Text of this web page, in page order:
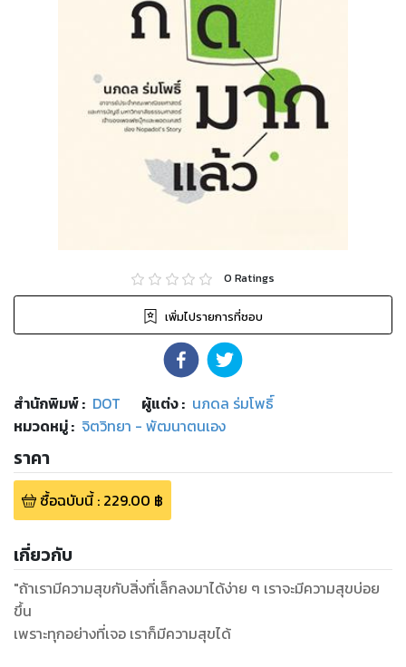
0 Ratings
เพิ่มไปรายการที่ชอบ
สำนักพิมพ์: DOT ผู้แต่ง : นภดล ร่มโพธิ์
หมวดหมู่: จิตวิทยา - พัฒนาตนเอง
ราคา
ซื้อฉบับนี้: 229.00 ฿
เกี่ยวกับ
"ถ้าเรามีความสุขกับสิ่งที่เล็กลงมาได้ง่าย ๆ เราจะมีความสุขบ่อย
ขึ้น
เพราะทุกอย่างที่เจอ เราก็มีความสุขได้